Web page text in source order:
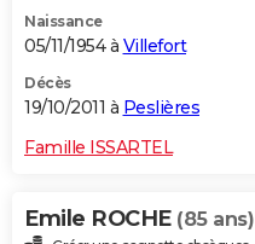
Naissance
05/11/1954 à Villefort
Décès
19/10/2011 à Peslières
Famille ISSARTEL
Emile ROCHE (85 ans)